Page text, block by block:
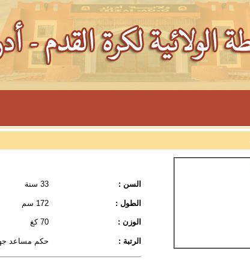
السن : 33 سنة
الطول : 172 سم
الوزن : 70 كغ
الرتبة : حكم مساعد